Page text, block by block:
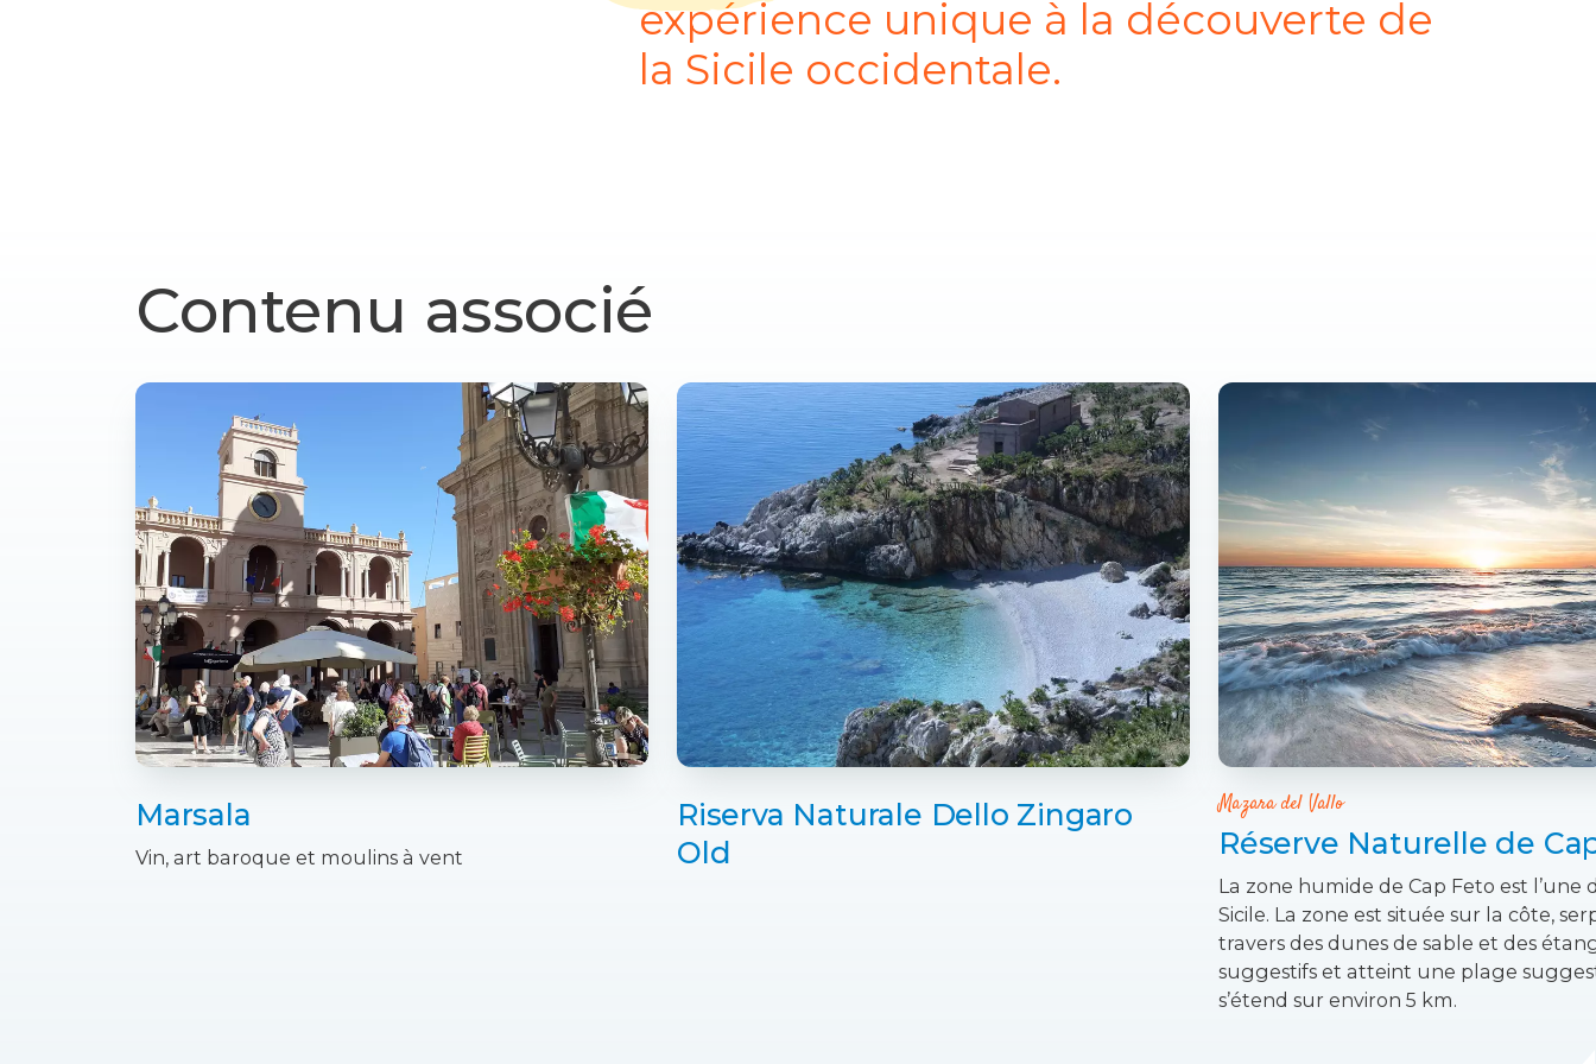
expérience unique à la découverte de
la Sicile occidentale.
Contenu associé
Marsala
Vin, art baroque et moulins à vent
Riserva Naturale Dello Zingaro
Old
Mazara del Vallo
Réserve Naturelle de
La zone humide de Cap Feto est l’une
Sicile. La zone est située sur la côte,
travers des dunes de sable et des
suggestifs et atteint une plage
s’étend sur environ 5 km.